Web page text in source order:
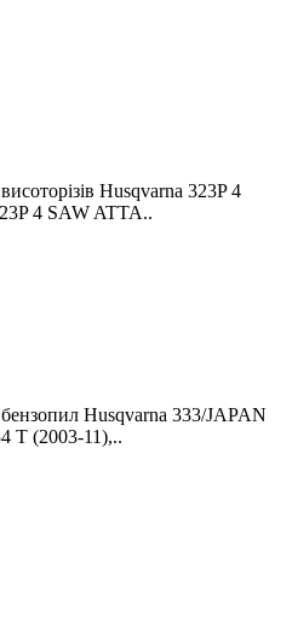
Husqvarna 323P 4
4 SAW ATTA..
Husqvarna 333/JAPAN
T (2003-11),..